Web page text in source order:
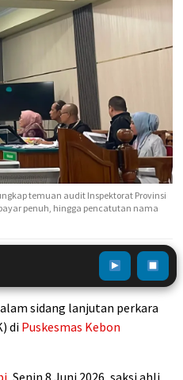
temuan audit Inspektorat Provinsi
penuh, hingga pencatutan nama
sidang lanjutan perkara
di Puskesmas Kebon